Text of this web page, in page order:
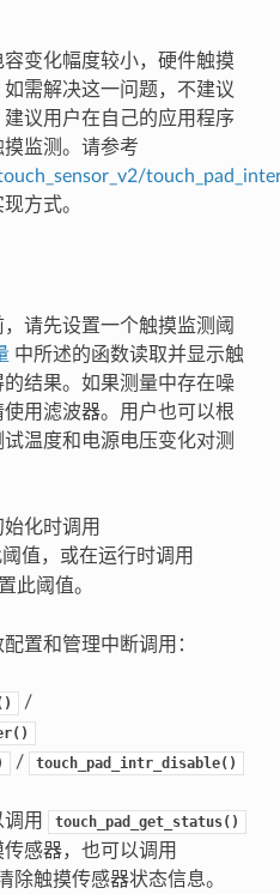
变化幅度较小，硬件触摸
需解决这一问题，不建议
议用户在自己的应用程序
监测。请参考
方式。
请先设置一个触摸监测阈
中所述的函数读取并显示触
结果。如果测量中存在噪
用滤波器。用户也可以根
温度和电源电压变化对测
化时调用
值，或在运行时调用
此阈值。
置和管理中断调用：
/
/ touch_pad_intr_disable()
用 touch_pad_get_status()
感器，也可以调用
除触摸传感器状态信息。